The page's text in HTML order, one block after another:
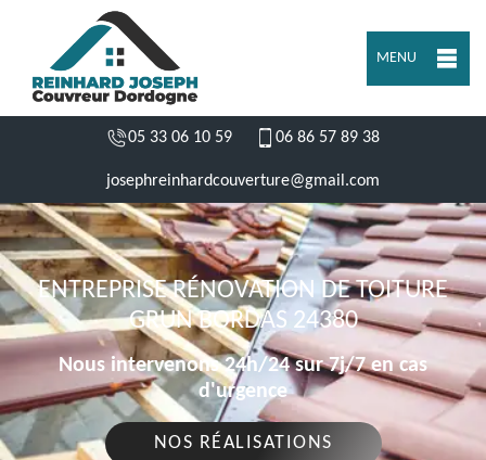
MENU
05 33 06 10 59 06 86 57 89 38
josephreinhardcouverture@gmail.com
ENTREPRISE RÉNOVATION DE TOITURE
GRUN BORDAS 24380
Nous intervenons 24h/24 sur 7j/7 en cas
d'urgence
NOS RÉALISATIONS